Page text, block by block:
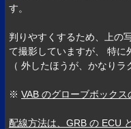
す。
判りやすくするため、上の
て撮影していますが、 特に
（ 外したほうが、かなりラ
※VAB のグローブボック
配線方法は、GRB の ECU